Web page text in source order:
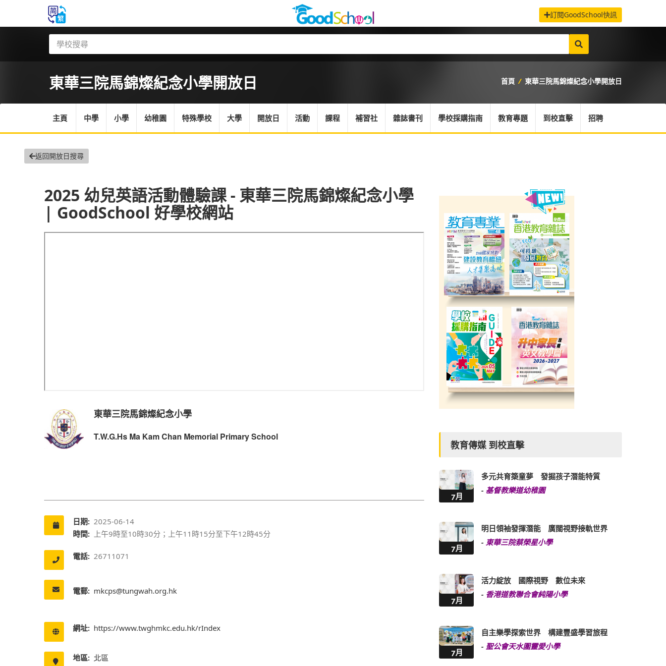
訂閱GoodSchool快訊
東華三院馬錦燦紀念小學開放日 首頁 / 東華三院馬錦燦紀念小學開放日
主頁 中學 小學 幼稚園 特殊學校 大學 開放日 活動 課程 補習社 雜誌書刊 學校採購指南 教育專題 到校直擊 招聘
返回開放日搜尋
2025 幼兒英語活動體驗課 - 東華三院馬錦燦紀念小學
| GoodSchool 好學校網站
東華三院馬錦燦紀念小學
T.W.G.Hs Ma Kam Chan Memorial Primary School
日期: 2025-06-14
時間: 上午9時至10時30分；上午11時15分至下午12時45分
電話: 26711071
電郵: mkcps@tungwah.org.hk
網址: https://www.twghmkc.edu.hk/rIndex
地區: 北區
教育傳媒 到校直擊
7月
多元共育築童夢 發掘孩子潛能特質
- 基督教樂道幼稚園
7月
明日領袖發揮潛能 廣闊視野接軌世界
- 東華三院蔡榮星小學
7月
活力綻放 國際視野 數位未來
- 香港道教聯合會純陽小學
7月
自主樂學探索世界 構建豐盛學習旅程
- 聖公會天水圍靈愛小學